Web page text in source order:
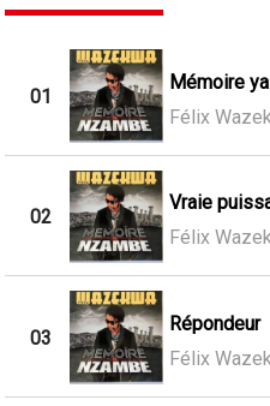
01
Mémoire
Félix
02
Vraie
Félix
03
Répondeur
Félix